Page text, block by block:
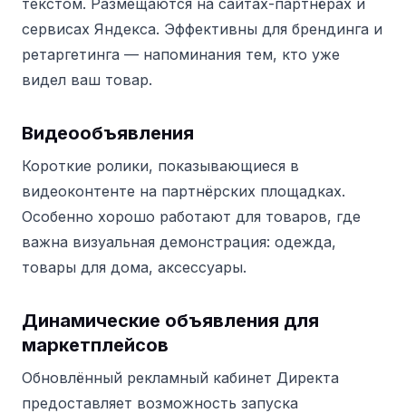
сервисах Яндекса. Эффективны для брендинга и
ретаргетинга — напоминания тем, кто уже
видел ваш товар.
Видеообъявления
Короткие ролики, показывающиеся в
видеоконтенте на партнёрских площадках.
Особенно хорошо работают для товаров, где
важна визуальная демонстрация: одежда,
товары для дома, аксессуары.
Динамические объявления для
маркетплейсов
Обновлённый рекламный кабинет Директа
предоставляет возможность запуска